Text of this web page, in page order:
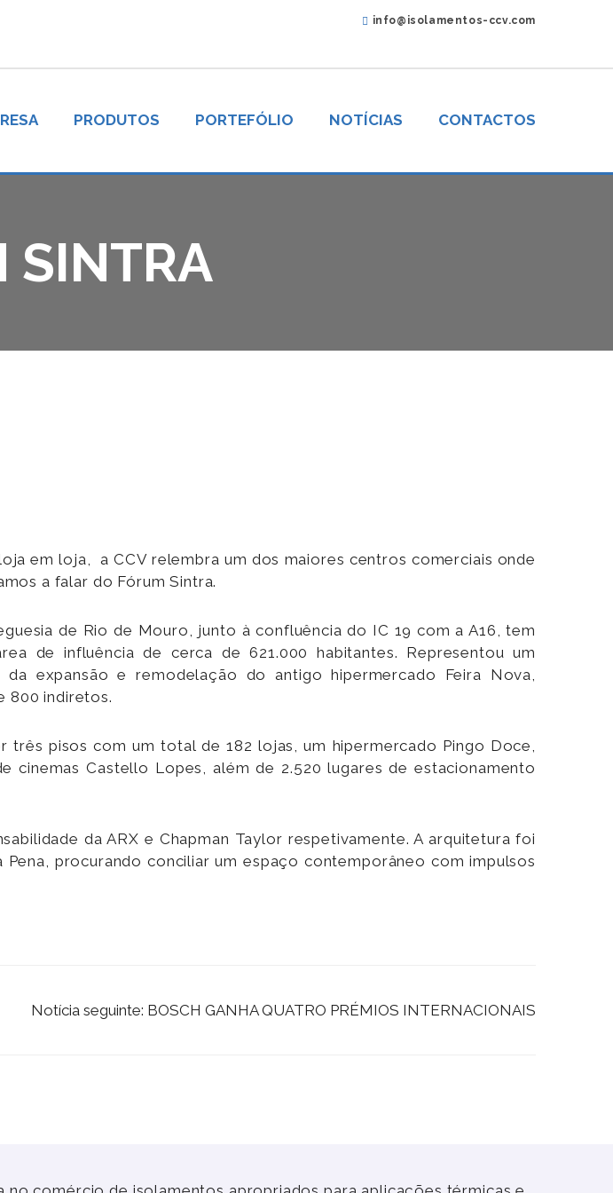
info@isolamentos-ccv.com
PRODUTOS PORTEFÓLIO NOTÍCIAS CONTACTOS
SINTRA
em loja, a CCV relembra um dos maiores centros comerciais onde
a falar do Fórum Sintra.
de Rio de Mouro, junto à confluência do IC 19 com a A16, tem
de influência de cerca de 621.000 habitantes. Representou um
expansão e remodelação do antigo hipermercado Feira Nova,
800 indiretos.
pisos com um total de 182 lojas, um hipermercado Pingo Doce,
cinemas Castello Lopes, além de 2.520 lugares de estacionamento
da ARX e Chapman Taylor respetivamente. A arquitetura foi
procurando conciliar um espaço contemporâneo com impulsos
Notícia seguinte: BOSCH GANHA QUATRO PRÉMIOS INTERNACIONAIS